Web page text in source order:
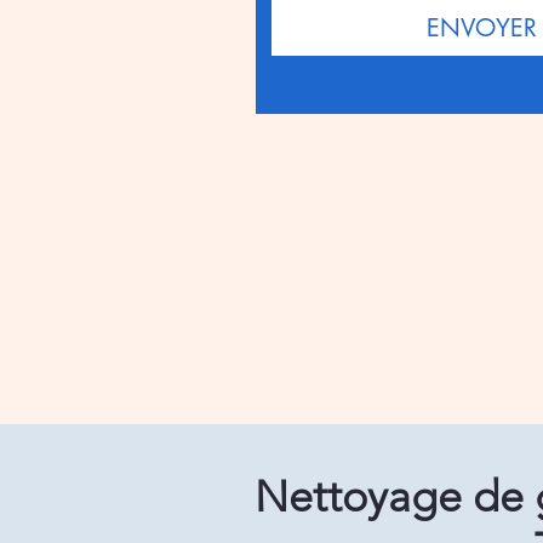
ENVOYER
Nettoyage de